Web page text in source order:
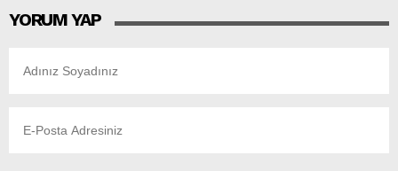
YORUM YAP